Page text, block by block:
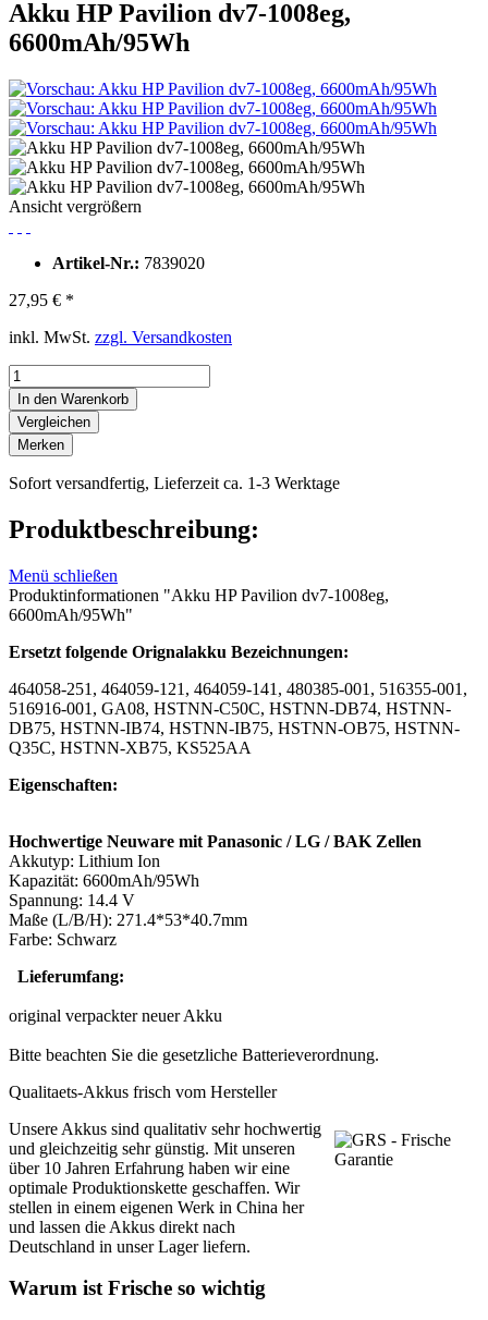
Akku HP Pavilion dv7-1008eg,
6600mAh/95Wh
Ansicht vergrößern
Artikel-Nr.: 7839020
27,95 € *
inkl. MwSt. zzgl. Versandkosten
In den Warenkorb
Vergleichen
Merken
Sofort versandfertig, Lieferzeit ca. 1-3 Werktage
Produktbeschreibung:
Menü schließen
Produktinformationen "Akku HP Pavilion dv7-1008eg,
6600mAh/95Wh"
Ersetzt folgende Orignalakku Bezeichnungen:
464058-251, 464059-121, 464059-141, 480385-001, 516355-001,
516916-001, GA08, HSTNN-C50C, HSTNN-DB74, HSTNN-
DB75, HSTNN-IB74, HSTNN-IB75, HSTNN-OB75, HSTNN-
Q35C, HSTNN-XB75, KS525AA
Eigenschaften:
Hochwertige Neuware mit Panasonic / LG / BAK Zellen
Akkutyp: Lithium Ion
Kapazität: 6600mAh/95Wh
Spannung: 14.4 V
Maße (L/B/H): 271.4*53*40.7mm
Farbe: Schwarz
Lieferumfang:
original verpackter neuer Akku
Bitte beachten Sie die gesetzliche Batterieverordnung.
Qualitaets-Akkus frisch vom Hersteller
Unsere Akkus sind qualitativ sehr hochwertig
und gleichzeitig sehr günstig. Mit unseren
über 10 Jahren Erfahrung haben wir eine
optimale Produktionskette geschaffen. Wir
stellen in einem eigenen Werk in China her
und lassen die Akkus direkt nach
Deutschland in unser Lager liefern.
Warum ist Frische so wichtig